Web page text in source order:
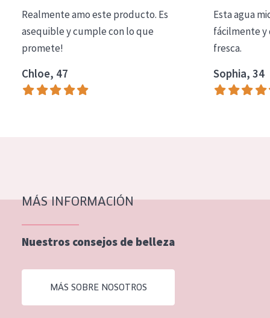
Limpieza
COLECCIÓN
Essentials
Lift+
Piel normal y seca
Piel mixata o grasa
Piel madura
Piel expuesta al sol
Piel menopáusica
Realmente amo este producto. Es
asequible y cumple con lo que
promete!
Chloe, 47
Esta agua
fácilmente y
fresca.
Sophia, 34
MÁS INFORMACIÓN
Nuestros consejos de belleza
MÁS SOBRE NOSOTROS